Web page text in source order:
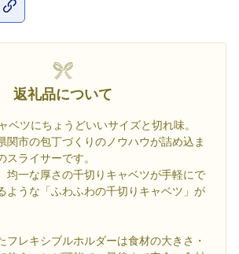
返礼品について
ベツにちょうどいいサイズと切れ味。
関市の包丁づくりのノウハウが詰め込ま
スライサーです。
均一な厚さの千切りキャベツが手軽にで
ような「ふわふわの千切りキャベツ」が
フレキシブルホルダーは食材の大きさ・